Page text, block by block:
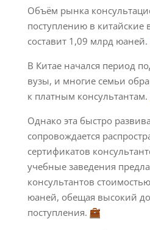
Объём рынка
поступлению в китайские
составит 1,09 млрд юаней.
В Китае начался период
вузы, и многие семьи
к платным консультантам.
Однако эта быстро
сопровождается
сертификатов
учебные заведения
консультантов
юаней, обещая высокий
поступления.